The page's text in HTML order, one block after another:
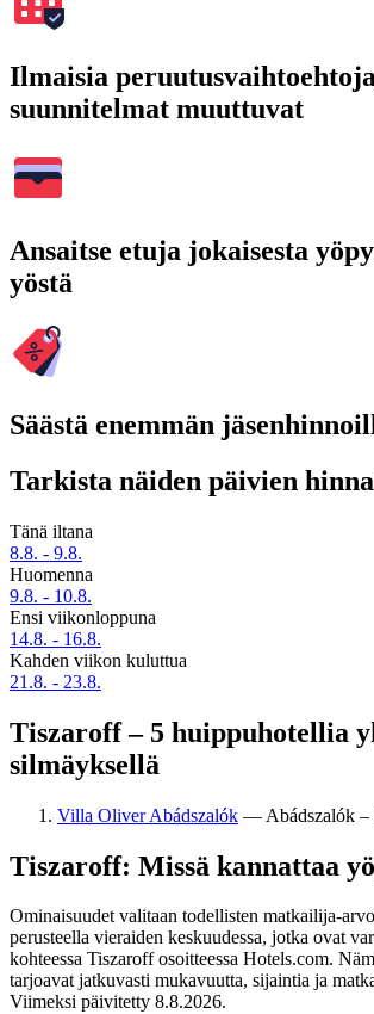
Ilmaisia
suunnitelmat muuttuvat
Ansaitse etuja jokaisesta
yöstä
Säästä enemmän
Tarkista näiden päivien
Tänä iltana
8.8. - 9.8.
Huomenna
9.8. - 10.8.
Ensi viikonloppuna
14.8. - 16.8.
Kahden viikon kuluttua
21.8. - 23.8.
Tiszaroff – 5 huippuhotellia
silmäyksellä
Villa Oliver Abádszalók — Abádszalók –
Tiszaroff: Missä kannattaa
Ominaisuudet valitaan todellisten matkailija-
perusteella vieraiden keskuudessa, jotka ovat
kohteessa Tiszaroff osoitteessa Hotels.com.
tarjoavat jatkuvasti mukavuutta, sijaintia ja
Viimeksi päivitetty 8.8.2026.